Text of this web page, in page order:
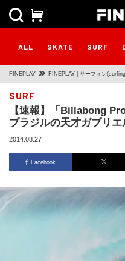
ALL SKATE SURF
FINEPLAY FINEPLAY | サーフィン
SURF
【速報】「Billabong
ブラジルの天才ガブリ
2014.08.27
Facebook